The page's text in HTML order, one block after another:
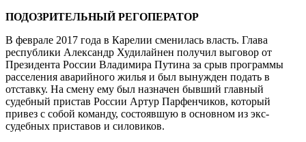
ПОДОЗРИТЕЛЬНЫЙ РЕГОПЕРАТОР
В феврале 2017 года в Карелии сменилась власть. Глава
республики Александр Худилайнен получил выговор от
Президента России Владимира Путина за срыв программы
расселения аварийного жилья и был вынужден подать в
отставку. На смену ему был назначен бывший главный
судебный пристав России Артур Парфенчиков, который
привез с собой команду, состоявшую в основном из экс-
судебных приставов и силовиков.